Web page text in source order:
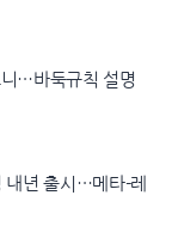
니…바둑규칙 설명
내년 출시…메타-레